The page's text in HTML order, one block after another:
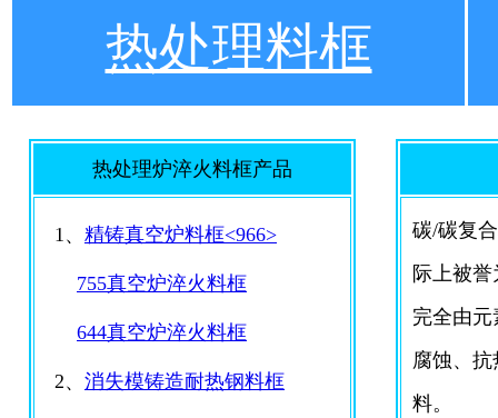
热处理料框
热处理炉淬火料框产品
1、 精铸真空炉料框<966>
755真空炉淬火料框
644真空炉淬火料框
2、 消失模铸造耐热钢料框
碳/碳复
际上被
完全由
腐蚀、
料。